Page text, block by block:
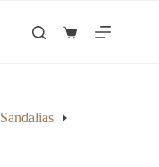
Carro
Sandalias